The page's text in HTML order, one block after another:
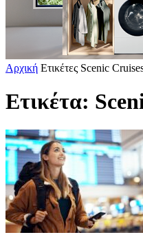
Αρχική Ετικέτες Scenic
Ετικέτα: